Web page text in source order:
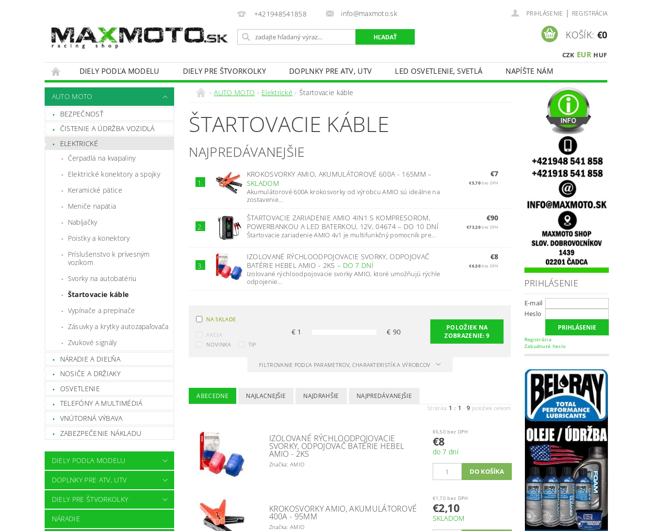
+421948541858 info@maxmoto.sk PRIHLÁSENIE | REGISTRÁCIA
CZK EUR HUF
KOŠÍK: €0
DIELY PODĽA MODELU DIELY PRE ŠTVORKOLKY DOPLNKY PRE ATV, UTV LED OSVETLENIE, SVETLÁ
NAPÍŠTE NÁM
OBCHODNÉ PODMIENKY
KONTAKTY
AUTO MOTO
BEZPEČNOSŤ
ČISTENIE A ÚDRŽBA VOZIDLÁ
ELEKTRICKÉ
Čerpadlá na kvapaliny
Elektrické konektory a spojky
Keramické pätice
Meniče napätia
Nabíjačky
Poistky a konektory
Príslušenstvo k prívesným
vozíkom
Svorky na autobatériu
Štartovacie káble
Vypínače a prepínače
Zásuvky a krytky autozapaľovača
Zvukové signály
NÁRADIE A DIEĽŇA
NOSIČE A DRŽIAKY
OSVETLENIE
TELEFÓNY A MULTIMÉDIÁ
VNÚTORNÁ VÝBAVA
ZABEZPEČENIE NÁKLADU
DIELY PODĽA MODELU
DOPLNKY PRE ATV, UTV
DIELY PRE ŠTVORKOLKY
NÁRADIE
AUTO MOTO Elektrické Štartovacie káble
ŠTARTOVACIE KÁBLE
NAJPREDÁVANEJŠIE
1.
KROKOSVORKY AMIO, AKUMULÁTOROVÉ 600A - 165MM–
SKLADOM
Akumulátorové 600A krokosvorky od výrobcu AMIO sú ideálne na
zostavenie...
€7
€5,70bez DPH
2.
ŠTARTOVACIE ZARIADENIE AMIO 4IN1 S KOMPRESOROM,
POWERBANKOU A LED BATERKOU, 12V, 04674– DO 10 DNÍ
Štartovacie zariadenie AMIO 4v1 je multifunkčný pomocník pre...
€90
€73,20bez DPH
3.
IZOLOVANÉ RÝCHLOODPOJOVACIE SVORKY, ODPOJOVAČ
BATÉRIE HEBEL AMIO - 2KS – DO 7 DNÍ
Izolované rýchloodpojovacie svorky AMIO, ktoré umožňujú rýchle
odpojenie...
€8
€6,50bez DPH
NA SKLADE
AKCIA
NOVINKA
TIP
€ 1 € 90
POLOŽIEK NA
ZOBRAZENIE:9
FILTROVANIE PODĽA PARAMETROV, CHARAKTERISTÍK A VÝROBCOV
ABECEDNE NAJLACNEJŠIE NAJDRAHŠIE NAJPREDÁVANEJŠIE
Stránka 1 z 1 -9 položiek celkom
IZOLOVANÉ RÝCHLOODPOJOVACIE
SVORKY, ODPOJOVAČ BATÉRIE HEBEL
AMIO - 2KS
Značka: AMIO
€6,50 bez DPH
€8
do 7 dní
KROKOSVORKY AMIO, AKUMULÁTOROVÉ
400A - 95MM
Značka: AMIO
€1,70 bez DPH
€2,10
SKLADOM
PRIHLÁSENIE
E-mail
Heslo
Registrácia
Zabudnuté heslo